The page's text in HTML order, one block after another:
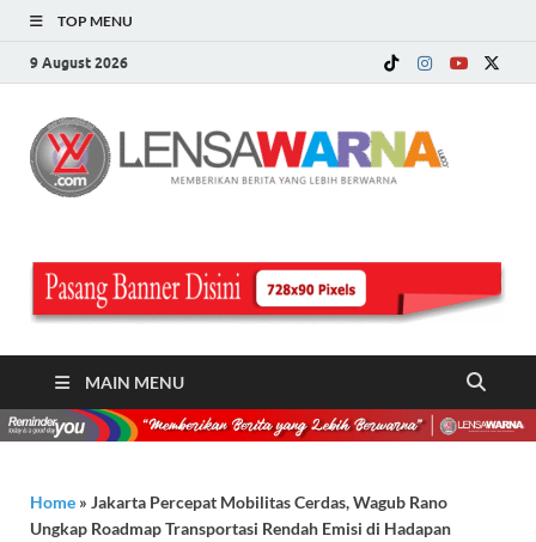
TOP MENU
9 August 2026
MAIN MENU
Home » Jakarta Percepat Mobilitas Cerdas, Wagub Rano
Ungkap Roadmap Transportasi Rendah Emisi di Hadapan